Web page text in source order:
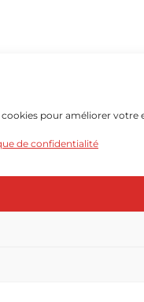
pour améliorer votre
de confidentialité